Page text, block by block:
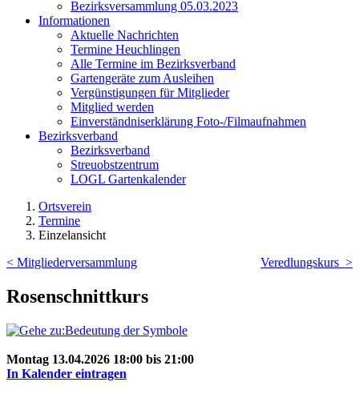
Bezirksversammlung 05.03.2023
Informationen
Aktuelle Nachrichten
Termine Heuchlingen
Alle Termine im Bezirksverband
Gartengeräte zum Ausleihen
Vergünstigungen für Mitglieder
Mitglied werden
Einverständniserklärung Foto-/Filmaufnahmen
Bezirksverband
Bezirksverband
Streuobstzentrum
LOGL Gartenkalender
Ortsverein
Termine
Einzelansicht
Veredlungskurs >
< Mitgliederversammlung
Rosenschnittkurs
Montag 13.04.2026 18:00 bis 21:00
In Kalender eintragen